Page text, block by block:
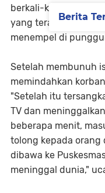
berkali-kali ke
yang terakhir
menempel di
Setelah membunuh
memindahkan
"Setelah itu
TV dan
beberapa menit,
tolong kepada orang
dibawa ke
meninggal dunia,"
Berita